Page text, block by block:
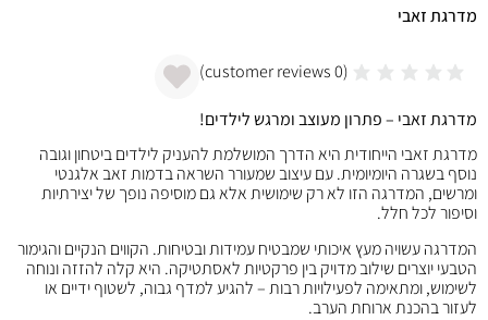
מדרגת זאבי
(
0
מדרגת זאבי – פתרון מעוצב ומרגש לילדים!
מדרגת זאבי הייחודית היא הדרך המושלמת להעניק לילדים ביטחון וגובה
נוסף בשגרה היומיומית. עם עיצוב שמעורר השראה בדמות זאב אלגנטי
ומרשים, המדרגה הזו לא רק שימושית אלא גם מוסיפה נופך של יצירתיות
וסיפור לכל חלל.
המדרגה עשויה מעץ איכותי שמבטיח עמידות ובטיחות. הקווים הנקיים והגימור
הטבעי יוצרים שילוב מדויק בין פרקטיות לאסתטיקה. היא קלה להזזה ונוחה
לשימוש, ומתאימה לפעילויות רבות – להגיע למדף גבוה, לשטוף ידיים או
לעזור בהכנת ארוחת הערב.